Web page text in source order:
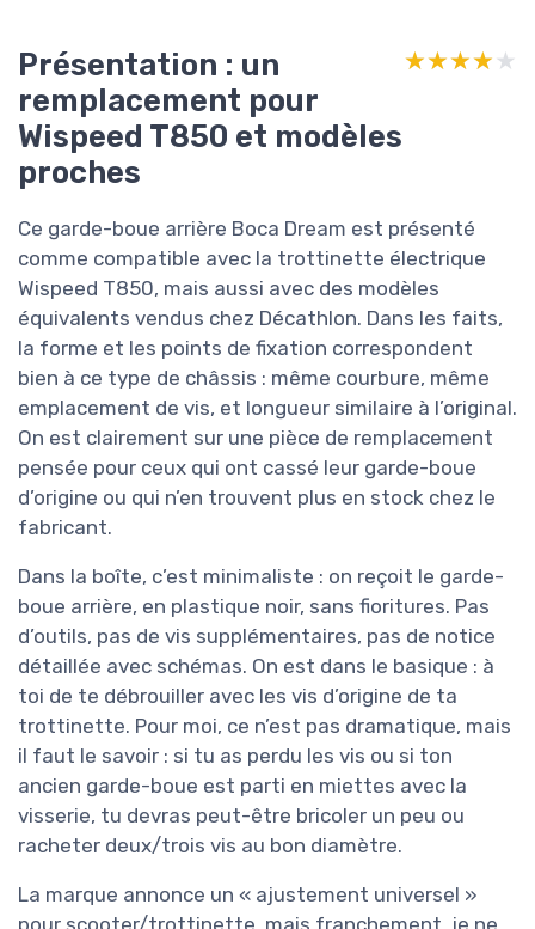
Présentation : un
remplacement pour
Wispeed T850 et modèles
proches
★★★★★
★★★★★
Ce garde-boue arrière Boca Dream est présenté
comme compatible avec la trottinette électrique
Wispeed T850, mais aussi avec des modèles
équivalents vendus chez Décathlon. Dans les faits,
la forme et les points de fixation correspondent
bien à ce type de châssis : même courbure, même
emplacement de vis, et longueur similaire à l’original.
On est clairement sur une pièce de remplacement
pensée pour ceux qui ont cassé leur garde-boue
d’origine ou qui n’en trouvent plus en stock chez le
fabricant.
Dans la boîte, c’est minimaliste : on reçoit le garde-
boue arrière, en plastique noir, sans fioritures. Pas
d’outils, pas de vis supplémentaires, pas de notice
détaillée avec schémas. On est dans le basique : à
toi de te débrouiller avec les vis d’origine de ta
trottinette. Pour moi, ce n’est pas dramatique, mais
il faut le savoir : si tu as perdu les vis ou si ton
ancien garde-boue est parti en miettes avec la
visserie, tu devras peut-être bricoler un peu ou
racheter deux/trois vis au bon diamètre.
La marque annonce un « ajustement universel »
pour scooter/trottinette, mais franchement, je ne